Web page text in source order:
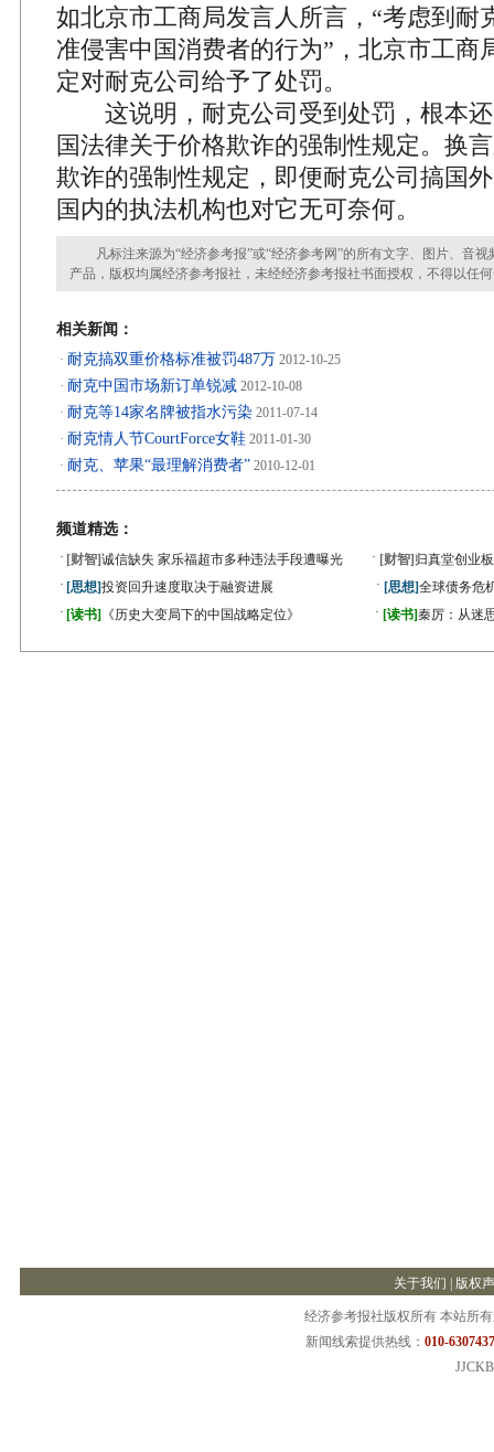
如北京市工商局发言人所言，“考虑到耐
准侵害中国消费者的行为”，北京市工商
定对耐克公司给予了处罚。
这说明，耐克公司受到处罚，根本还
国法律关于价格欺诈的强制性规定。换
欺诈的强制性规定，即便耐克公司搞国
国内的执法机构也对它无可奈何。
凡标注来源为“经济参考报”或“经济参考网”的所有文字、图片、音视
产品，版权均属经济参考报社，未经经济参考报社书面授权，不得以任
相关新闻：
· 耐克搞双重价格标准被罚487万 2012-10-25
· 耐克中国市场新订单锐减 2012-10-08
· 耐克等14家名牌被指水污染 2011-07-14
· 耐克情人节CourtForce女鞋 2011-01-30
· 耐克、苹果“最理解消费者” 2010-12-01
频道精选：
· [财智]诚信缺失 家乐福超市多种违法手段遭曝光 · [财智] 归真堂创业
· [思想]投资回升速度取决于融资进展 · [思想]全球债务危
· [读书] 《历史大变局下的中国战略定位》 · [读书]秦厉：从迷
关于我们 版权
经济参考报社版权所有 本站所
新闻线索提供热线： 010-